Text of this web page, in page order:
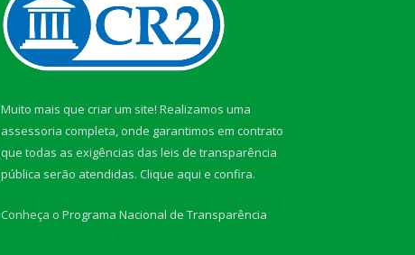
Muito mais que criar um site! Realizamos uma
assessoria completa, onde garantimos em contrato
que todas as exigências das leis de transparência
pública serão atendidas. Clique aqui e confira.
Conheça o Programa Nacional de Transparência